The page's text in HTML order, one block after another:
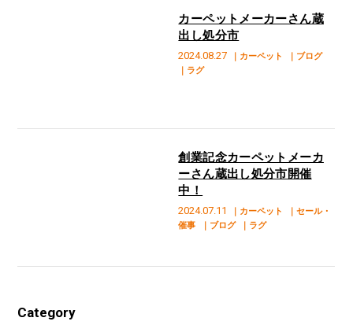
2024.08.27 ｜カーペット
｜ブログ
｜ラグ
カーペットメーカーさん蔵
出し処分市
2024.07.11 ｜カーペット
｜セール・
催事
｜ブログ ｜ラグ
創業記念カーペットメーカ
ーさん蔵出し処分市開催
中！
Category